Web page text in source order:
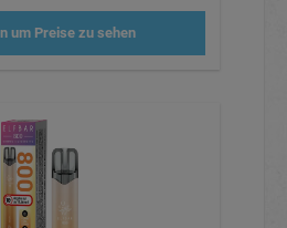
um Preise zu sehen